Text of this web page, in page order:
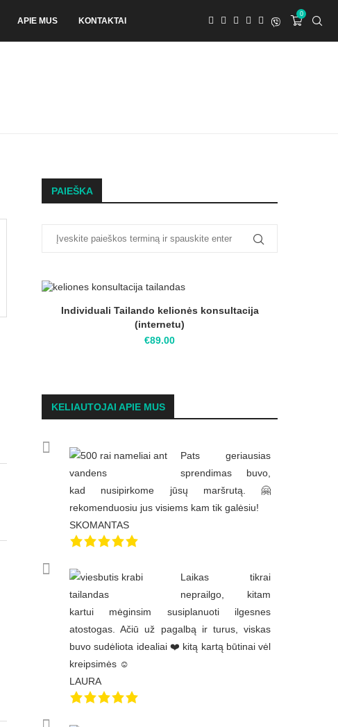
APIE MUS KONTAKTAI
0
PAIEŠKA
Individuali Tailando kelionės konsultacija
(internetu)
€89.00
KELIAUTOJAI APIE MUS
Pats geriausias
sprendimas buvo,
kad nusipirkome jūsų maršrutą. 🤗
rekomenduosiu jus visiems kam tik galėsiu!
SKOMANTAS
Laikas tikrai
neprailgo, kitam
kartui mėginsim susiplanuoti ilgesnes
atostogas. Ačiū už pagalbą ir turus, viskas
buvo sudėliota idealiai ❤️ kitą kartą būtinai vėl
kreipsimės ☺️
LAURA